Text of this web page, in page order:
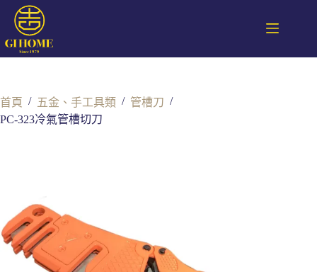
首頁 / 五金、手工具類 / 管槽刀 /
PC-323冷氣管槽切刀